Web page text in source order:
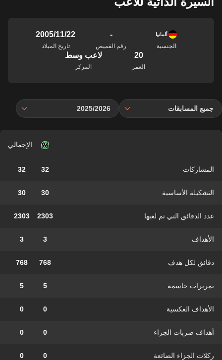
ألمانيا
الجنسية
-
رقم القميص
22‏/11‏/2005
تاريخ الميلاد
20
العمر
لاعب وسط
المركز
جميع المسابقات 2025/2026
الإجمالي
المشاركات 32
32
التشكيلة الأساسية 30
30
عدد الدقائق التي تم لعبها 2303
2303
الأهداف 3
3
دقائق لكل هدف 768
768
تمريرات حاسمة 5
5
الأهداف العكسية 0
0
أهداف ضربات الجزاء 0
0
ركلات الجزاء الضائعة 0
0